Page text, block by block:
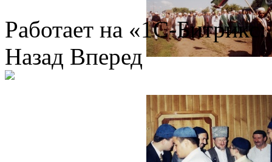
Работает на «1С-
Назад Вперед